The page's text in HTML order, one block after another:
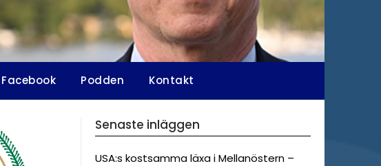
Facebook Podden Kontakt
Senaste inläggen
USA:s kostsamma läxa i Mellanöstern –